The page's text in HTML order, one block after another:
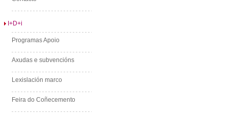
I+D+i
Programas Apoio
Axudas e subvencións
Lexislación marco
Feira do Coñecemento